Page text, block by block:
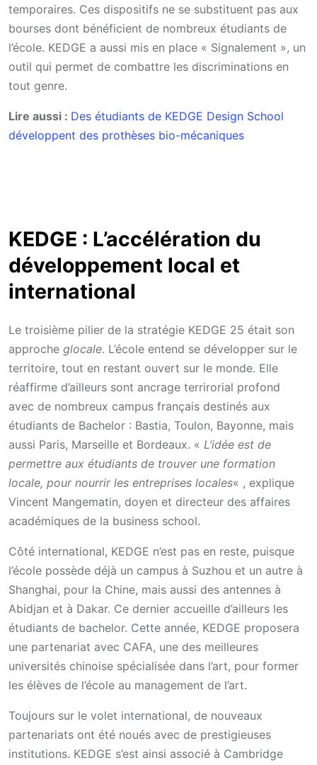
temporaires. Ces dispositifs ne se substituent pas aux
bourses dont bénéficient de nombreux étudiants de
l’école. KEDGE a aussi mis en place « Signalement », un
outil qui permet de combattre les discriminations en
tout genre.
Lire aussi : Des étudiants de KEDGE Design School
développent des prothèses bio-mécaniques
KEDGE : L’accélération du
développement local et
international
Le troisième pilier de la stratégie KEDGE 25 était son
approche glocale. L’école entend se développer sur le
territoire, tout en restant ouvert sur le monde. Elle
réaffirme d’ailleurs sont ancrage terrirorial profond
avec de nombreux campus français destinés aux
étudiants de Bachelor : Bastia, Toulon, Bayonne, mais
aussi Paris, Marseille et Bordeaux. « L’idée est de
permettre aux étudiants de trouver une formation
locale, pour nourrir les entreprises locales« , explique
Vincent Mangematin, doyen et directeur des affaires
académiques de la business school.
Côté international, KEDGE n’est pas en reste, puisque
l’école possède déjà un campus à Suzhou et un autre à
Shanghai, pour la Chine, mais aussi des antennes à
Abidjan et à Dakar. Ce dernier accueille d’ailleurs les
étudiants de bachelor. Cette année, KEDGE proposera
une partenariat avec CAFA, une des meilleures
universités chinoise spécialisée dans l’art, pour former
les élèves de l’école au management de l’art.
Toujours sur le volet international, de nouveaux
partenariats ont été noués avec de prestigieuses
institutions. KEDGE s’est ainsi associé à Cambridge